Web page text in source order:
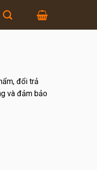
đổi trả
và đảm bảo